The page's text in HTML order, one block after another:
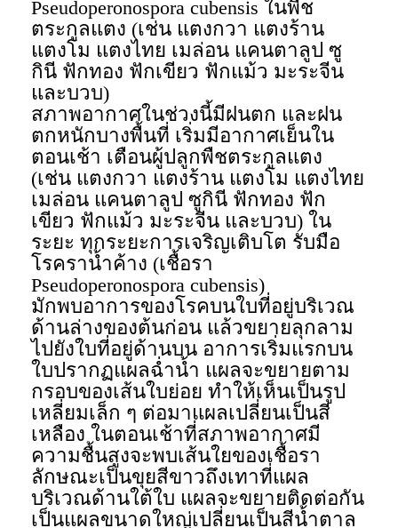
Pseudoperonospora cubensis ในพืช
ตระกูลแตง (เช่น แตงกวา แตงร้าน
แตงโม แตงไทย เมล่อน แคนตาลูป ซู
กินี ฟักทอง ฟักเขียว ฟักแม้ว มะระจีน
และบวบ)
สภาพอากาศในช่วงนี้มีฝนตก และฝน
ตกหนักบางพื้นที่ เริ่มมีอากาศเย็นใน
ตอนเช้า เตือนผู้ปลูกพืชตระกูลแตง
(เช่น แตงกวา แตงร้าน แตงโม แตงไทย
เมล่อน แคนตาลูป ซูกินี ฟักทอง ฟัก
เขียว ฟักแม้ว มะระจีน และบวบ) ใน
ระยะ ทุกระยะการเจริญเติบโต รับมือ
โรคราน้ำค้าง (เชื้อรา
Pseudoperonospora cubensis)
มักพบอาการของโรคบนใบที่อยู่บริเวณ
ด้านล่างของต้นก่อน แล้วขยายลุกลาม
ไปยังใบที่อยู่ด้านบน อาการเริ่มแรกบน
ใบปรากฏแผลฉ่ำน้ำ แผลจะขยายตาม
กรอบของเส้นใบย่อย ทำให้เห็นเป็นรูป
เหลี่ยมเล็ก ๆ ต่อมาแผลเปลี่ยนเป็นสี
เหลือง ในตอนเช้าที่สภาพอากาศมี
ความชื้นสูงจะพบเส้นใยของเชื้อรา
ลักษณะเป็นขุยสีขาวถึงเทาที่แผล
บริเวณด้านใต้ใบ แผลจะขยายติดต่อกัน
เป็นแผลขนาดใหญ่เปลี่ยนเป็นสีน้ำตาล